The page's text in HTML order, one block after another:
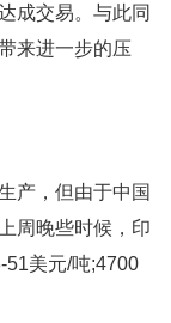
成交易。与此同
来进一步的压
产，但由于中国
周晚些时候，印
51美元/吨;4700